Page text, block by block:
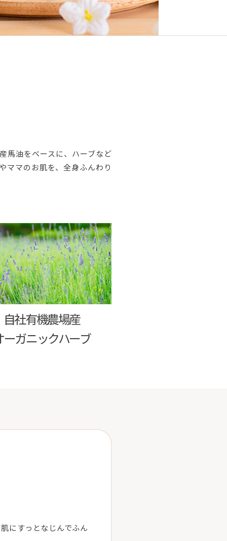
馬油をベースに、ハーブなど
ママのお肌を、全身ふんわり
自社有機農場産
ーガニックハーブ
にすっとなじんでふん